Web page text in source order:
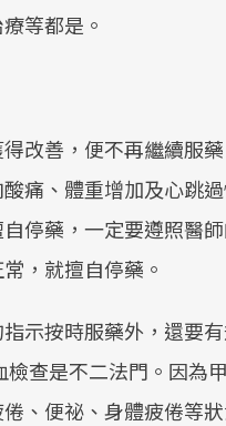
等都是。
改善，便不再繼續服
痛、體重增加及心跳
停藥，一定要遵照醫
，就擅自停藥。
示按時服藥外，還要
查是不二法門。因為
、便祕、身體疲倦等